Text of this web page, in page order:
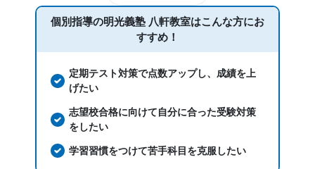
目的の達成度
目的の達成理由
算数、英語、理科、社会の科目で成績が上がったことか
ら、おおむね達成したと考えている
志望校と合格状況
個別指導の明光義塾 八軒教室はこんな方にお
すすめ！
定期テスト対策で点数アップし、成績を上
げたい
志望校合格に向けて自分に合った受験対策
をしたい
学習習慣をつけて苦手科目を克服したい